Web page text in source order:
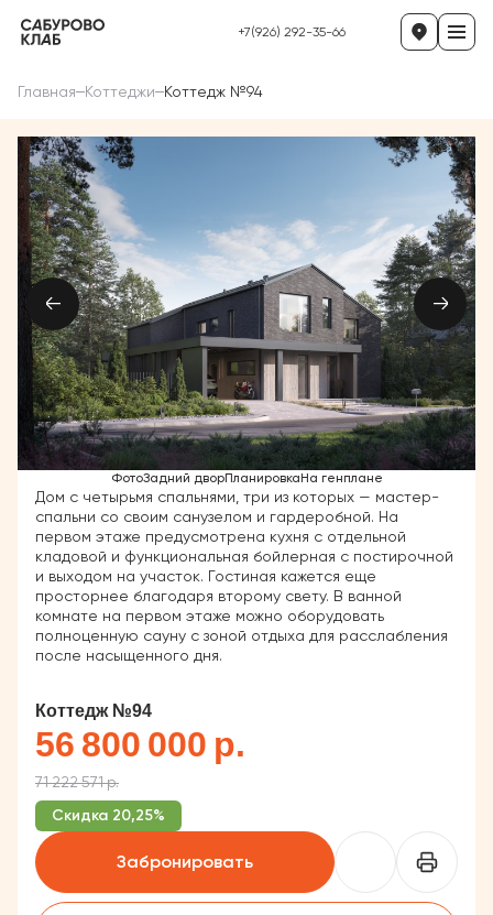
+7(926) 292-35-66
Главная Коттеджи Коттедж №94
ФотоЗадний дворПланировкаНа генплане
Дом с четырьмя спальнями, три из которых — мастер-
спальни со своим санузелом и гардеробной. На
первом этаже предусмотрена кухня с отдельной
кладовой и функциональная бойлерная с постирочной
и выходом на участок. Гостиная кажется еще
просторнее благодаря второму свету. В ванной
комнате на первом этаже можно оборудовать
полноценную сауну с зоной отдыха для расслабления
после насыщенного дня.
Коттедж №94
56 800 000 р.
71 222 571 р.
Скидка 20,25%
Забронировать